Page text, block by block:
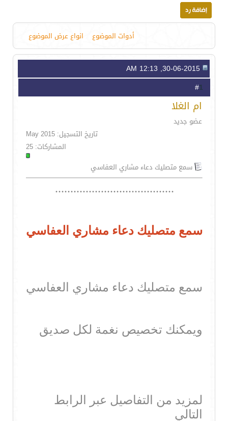
أدوات الموضوع انواع عرض الموضوع
1
ام الغلا
عضو جديد
تاريخ التسجيل: May 2015
المشاركات: 25
سمع متصليك دعاء مشاري العفاسي
.......................................
سمع متصليك دعاء مشاري العفاسي
سمع متصليك دعاء مشاري العفاسي
ويمكنك تخصيص نغمة لكل صديق
لمزيد من التفاصيل عبر الرابط
التالي